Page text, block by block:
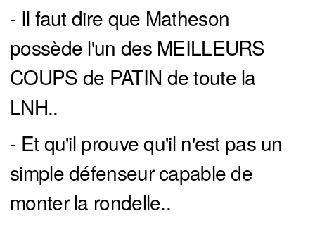
- Il faut dire que Matheson
possède l'un des MEILLEURS
COUPS de PATIN de toute la
LNH..
- Et qu'il prouve qu'il n'est pas un
simple défenseur capable de
monter la rondelle..